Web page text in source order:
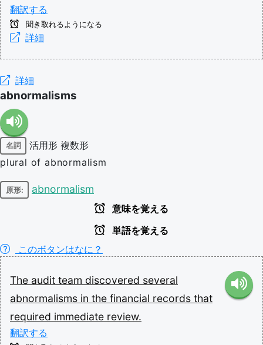
翻訳する
聞き取れるようになる
詳細
詳細
abnormalisms
名詞 活用形 複数形
plural of abnormalism
原形: abnormalism
意味を覚える
単語を覚える
このボタンはなに？
The audit team discovered several
abnormalisms in the financial records that
required immediate review.
翻訳する